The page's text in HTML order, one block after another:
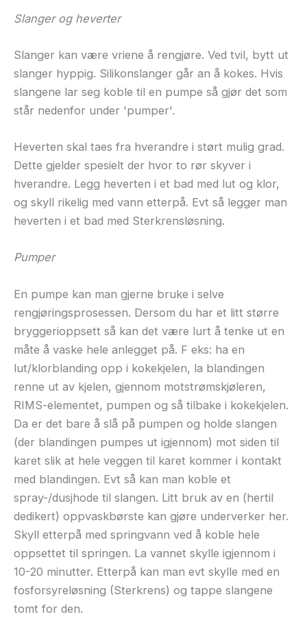
Slanger og heverter
Slanger kan være vriene å rengjøre. Ved tvil, bytt ut
slanger hyppig. Silikonslanger går an å kokes. Hvis
slangene lar seg koble til en pumpe så gjør det som
står nedenfor under 'pumper'.
Heverten skal taes fra hverandre i størt mulig grad.
Dette gjelder spesielt der hvor to rør skyver i
hverandre. Legg heverten i et bad med lut og klor,
og skyll rikelig med vann etterpå. Evt så legger man
heverten i et bad med Sterkrensløsning.
Pumper
En pumpe kan man gjerne bruke i selve
rengjøringsprosessen. Dersom du har et litt større
bryggerioppsett så kan det være lurt å tenke ut en
måte å vaske hele anlegget på. F eks: ha en
lut/klorblanding opp i kokekjelen, la blandingen
renne ut av kjelen, gjennom motstrømskjøleren,
RIMS-elementet, pumpen og så tilbake i kokekjelen.
Da er det bare å slå på pumpen og holde slangen
(der blandingen pumpes ut igjennom) mot siden til
karet slik at hele veggen til karet kommer i kontakt
med blandingen. Evt så kan man koble et
spray-/dusjhode til slangen. Litt bruk av en (hertil
dedikert) oppvaskbørste kan gjøre underverker her.
Skyll etterpå med springvann ved å koble hele
oppsettet til springen. La vannet skylle igjennom i
10-20 minutter. Etterpå kan man evt skylle med en
fosforsyreløsning (Sterkrens) og tappe slangene
tomt for den.